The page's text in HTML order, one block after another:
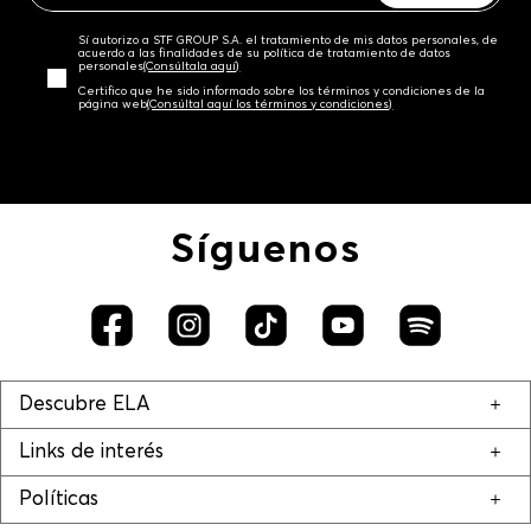
Sí autorizo a STF GROUP S.A. el tratamiento de mis datos personales, de
acuerdo a las finalidades de su política de tratamiento de datos
personales‎(Consúltala aquí)
Certifico que he sido informado sobre los términos y condiciones de la
página web‎(Consúltal aquí los términos y condiciones)
Síguenos
Descubre ELA
Links de interés
Políticas